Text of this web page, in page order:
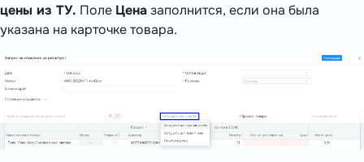
цены из ТУ. Поле Ценазаполнится, если она была
указана на карточке товара.